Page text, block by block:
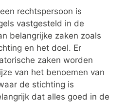
rechtspersoon is
vastgesteld in de
belangrijke zaken zoals
en het doel. Er
zaken worden
van het benoemen van
de stichting is
dat alles goed in de